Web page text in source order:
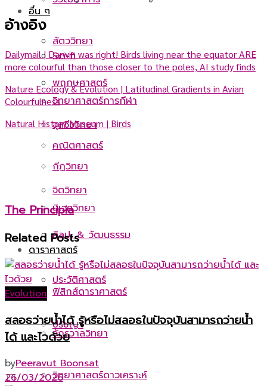
อื่น ๆ
Sci-fi
วิทยาศาสตร์การกีฬา
คณิตศาสตร์
จิตวิทยา
ศิลปะ & วัฒนธรรม
ประวัติศาสตร์
ปรัชญา
สัตววิทยา
พฤกษศาสตร์
จุลชีววิทยา
กีฏวิทยา
นิเวศวิทยา
ดาราศาสตร์
ฟิสิกส์ดาราศาสตร์
จักรวาลวิทยา
วิทยาศาสตร์ดาวเคราะห์
อ้างอิง
Dailymail | Darwin was right! Birds living near the equator ARE
more colourful than those closer to the poles, AI study finds
Nature Ecology & Evolution | Latitudinal Gradients in Avian
Colourfulness
Natural History Museum | Birds
The Principia
Related Posts
Evolution
สลอธว่ายน้ำได้ รู้หรือไม่สลอธในปัจจุบันสามารถว่ายน้ำ
ได้ และไวด้วย
byPeeravut Boonsat
26/03/2026